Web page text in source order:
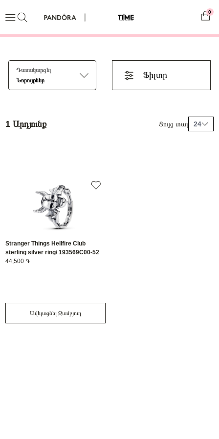
0
Դասակարգել
Նորույթներ
Ֆիլտր
1 Արդյունք Ցույց տալ 24
Stranger Things Hellfire Club
sterling silver ring/ 193569C00-52
44,500 ֏
Ավելացնել Զամբյուղ